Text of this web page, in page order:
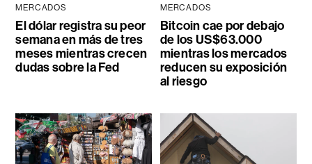
MERCADOS
El dólar registra su peor
semana en más de tres
meses mientras crecen
dudas sobre la Fed
MERCADOS
Bitcoin cae por debajo
de los US$63.000
mientras los mercados
reducen su exposición
al riesgo